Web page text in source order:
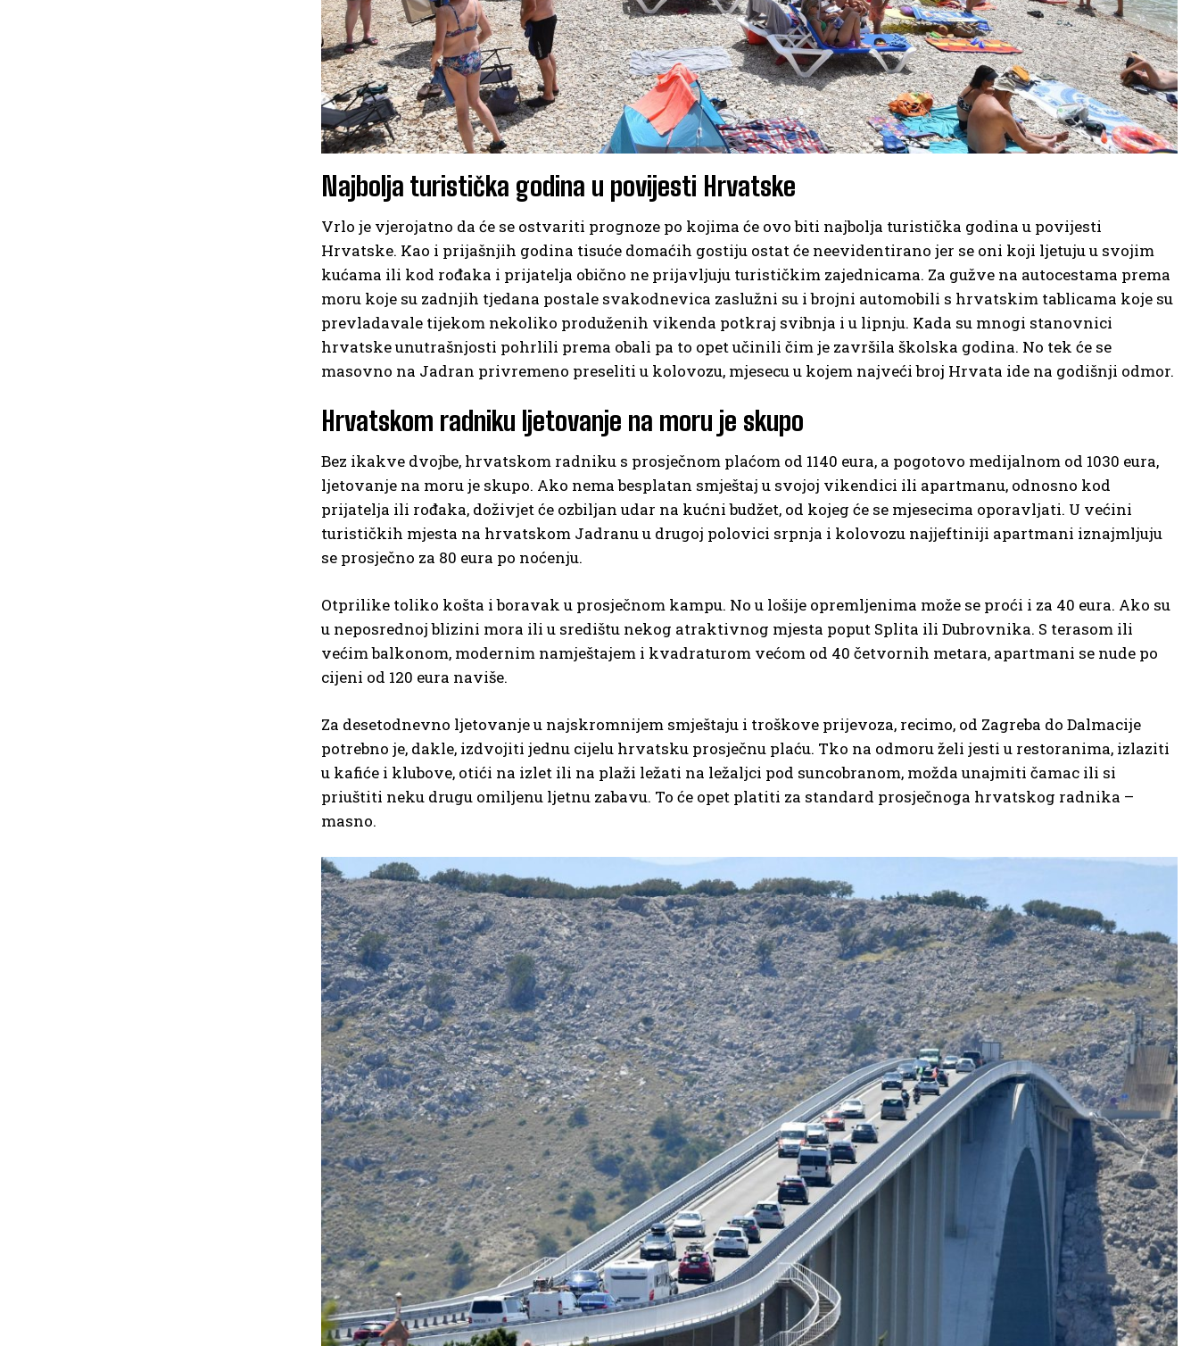
Najbolja turistička godina u povijesti Hrvatske
Vrlo je vjerojatno da će se ostvariti prognoze po kojima će ovo biti najbolja turistička godina u povijesti
Hrvatske. Kao i prijašnjih godina tisuće domaćih gostiju ostat će neevidentirano jer se oni koji ljetuju u svojim
kućama ili kod rođaka i prijatelja obično ne prijavljuju turističkim zajednicama. Za gužve na autocestama prema
moru koje su zadnjih tjedana postale svakodnevica zaslužni su i brojni automobili s hrvatskim tablicama koje su
prevladavale tijekom nekoliko produženih vikenda potkraj svibnja i u lipnju. Kada su mnogi stanovnici
hrvatske unutrašnjosti pohrlili prema obali pa to opet učinili čim je završila školska godina. No tek će se
masovno na Jadran privremeno preseliti u kolovozu, mjesecu u kojem najveći broj Hrvata ide na godišnji odmor.
Hrvatskom radniku ljetovanje na moru je skupo
Bez ikakve dvojbe, hrvatskom radniku s prosječnom plaćom od 1140 eura, a pogotovo medijalnom od 1030 eura,
ljetovanje na moru je skupo. Ako nema besplatan smještaj u svojoj vikendici ili apartmanu, odnosno kod
prijatelja ili rođaka, doživjet će ozbiljan udar na kućni budžet, od kojeg će se mjesecima oporavljati. U većini
turističkih mjesta na hrvatskom Jadranu u drugoj polovici srpnja i kolovozu najjeftiniji apartmani iznajmljuju
se prosječno za 80 eura po noćenju.
Otprilike toliko košta i boravak u prosječnom kampu. No u lošije opremljenima može se proći i za 40 eura. Ako su
u neposrednoj blizini mora ili u središtu nekog atraktivnog mjesta poput Splita ili Dubrovnika. S terasom ili
većim balkonom, modernim namještajem i kvadraturom većom od 40 četvornih metara, apartmani se nude po
cijeni od 120 eura naviše.
Za desetodnevno ljetovanje u najskromnijem smještaju i troškove prijevoza, recimo, od Zagreba do Dalmacije
potrebno je, dakle, izdvojiti jednu cijelu hrvatsku prosječnu plaću. Tko na odmoru želi jesti u restoranima, izlaziti
u kafiće i klubove, otići na izlet ili na plaži ležati na ležaljci pod suncobranom, možda unajmiti čamac ili si
priuštiti neku drugu omiljenu ljetnu zabavu. To će opet platiti za standard prosječnoga hrvatskog radnika –
masno.